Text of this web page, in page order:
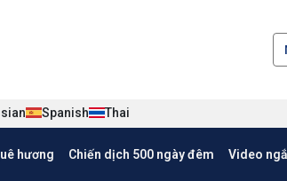
Spanish Thai
hương Chiến dịch 500 ngày đêm Video